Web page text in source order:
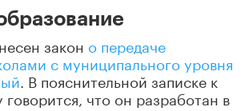
закон о передаче
с муниципального уровня
. В пояснительной записке к
говорится, что он разработан в